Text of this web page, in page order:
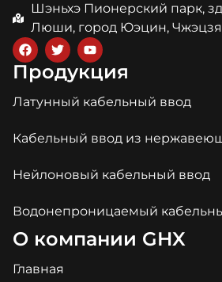
Шэньхэ Пионерский парк,
Люши, город Юэцин,
Продукция
Латунный кабельный ввод
Кабельный ввод из
Нейлоновый кабельный ввод
Водонепроницаемый
О компании GHX
Главная